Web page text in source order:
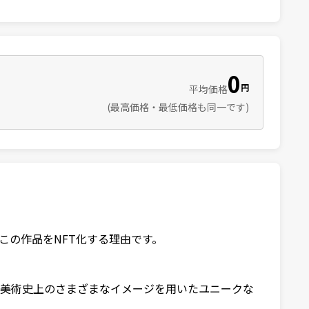
平均価格0円
(最高価格・最低価格も同一です)
作品をNFT化する理由です。
術史上のさまざまなイメージを用いたユニークな